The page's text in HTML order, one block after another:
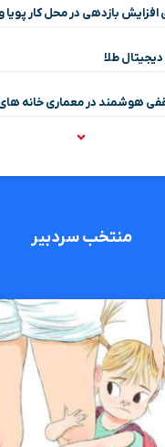
بازدهی در محل کار
دیجیتال طلا
منتخب سردبیر